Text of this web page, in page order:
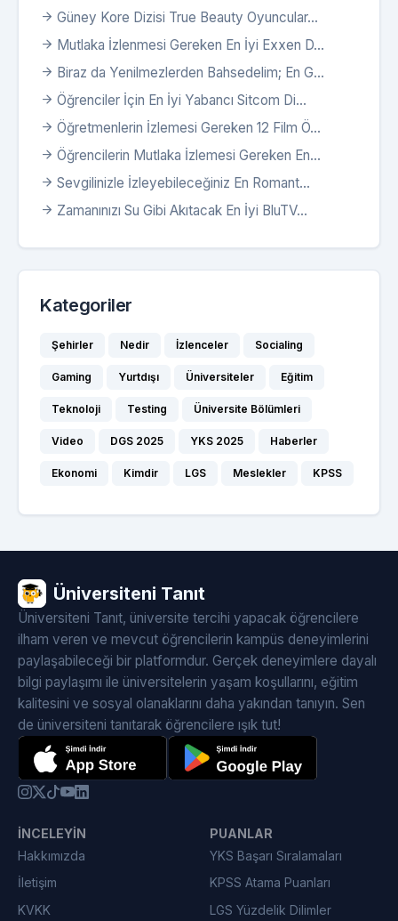
Güney Kore Dizisi True Beauty Oyuncular...
Mutlaka İzlenmesi Gereken En İyi Exxen D...
Biraz da Yenilmezlerden Bahsedelim; En G...
Öğrenciler İçin En İyi Yabancı Sitcom Di...
Öğretmenlerin İzlemesi Gereken 12 Film Ö...
Öğrencilerin Mutlaka İzlemesi Gereken En...
Sevgilinizle İzleyebileceğiniz En Romant...
Zamanınızı Su Gibi Akıtacak En İyi BluTV...
Kategoriler
Şehirler Nedir İzlenceler Socialing
Gaming Yurtdışı Üniversiteler Eğitim
Teknoloji Testing Üniversite Bölümleri
Video DGS 2025 YKS 2025 Haberler
Ekonomi Kimdir LGS Meslekler KPSS
Üniversiteni Tanıt
Üniversiteni Tanıt, üniversite tercihi yapacak öğrencilere
ilham veren ve mevcut öğrencilerin kampüs deneyimlerini
paylaşabileceği bir platformdur. Gerçek deneyimlere dayalı
bilgi paylaşımı ile üniversitelerin yaşam koşullarını, eğitim
kalitesini ve sosyal olanaklarını daha yakından tanıyın. Sen
de üniversiteni tanıtarak öğrencilere ışık tut!
İNCELEYIN
Hakkımızda
İletişim
KVKK
PUANLAR
YKS Başarı Sıralamaları
KPSS Atama Puanları
LGS Yüzdelik Dilimler